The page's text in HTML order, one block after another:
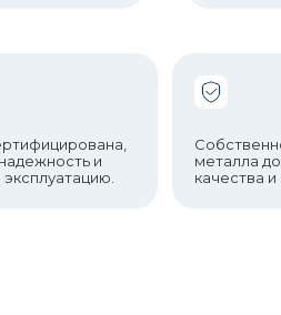
металла
качества
и